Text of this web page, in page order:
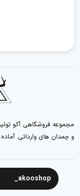
مجموعه فروشگاهی آکو
و چمدان های وارداتی.
akooshop_